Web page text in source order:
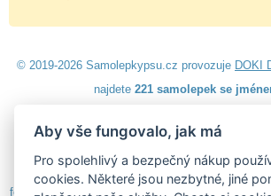
© 2019-2026 Samolepkypsu.cz provozuje DOKI
najdete 221 samolepek se
Návod k lepení|Návod na odstranění
podmínky|Ochrana osobních údajů Cookies
Impressum
fotokalendáře |3D nálepky|samolepky dieťa v
Aby vše fungovalo, jak má
Pro spolehlivý a bezpečný nákup
cookies. Některé jsou nezbytné, jiné